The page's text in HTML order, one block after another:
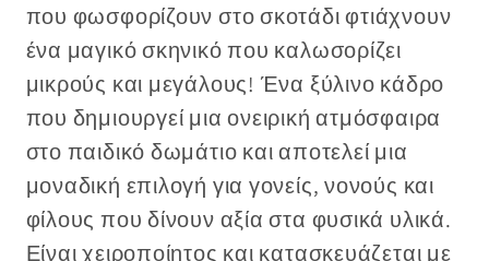
που φωσφορίζουν στο σκοτάδι φτιάχνουν
ένα μαγικό σκηνικό που καλωσορίζει
μικρούς και μεγάλους! Ένα ξύλινο κάδρο
που δημιουργεί μια ονειρική ατμόσφαιρα
στο παιδικό δωμάτιο και αποτελεί μια
μοναδική επιλογή για γονείς, νονούς και
φίλους που δίνουν αξία στα φυσικά υλικά.
Είναι χειροποίητος και κατασκευάζεται με